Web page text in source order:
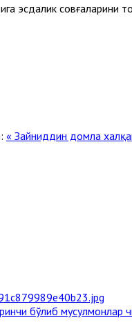
эсдалик совғаларини
« Зайниддин домла
бўлиб мусулмонлар